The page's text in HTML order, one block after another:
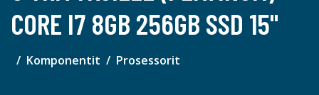
CORE I7 8GB 256GB SSD 15"
Komponentit Prosessorit